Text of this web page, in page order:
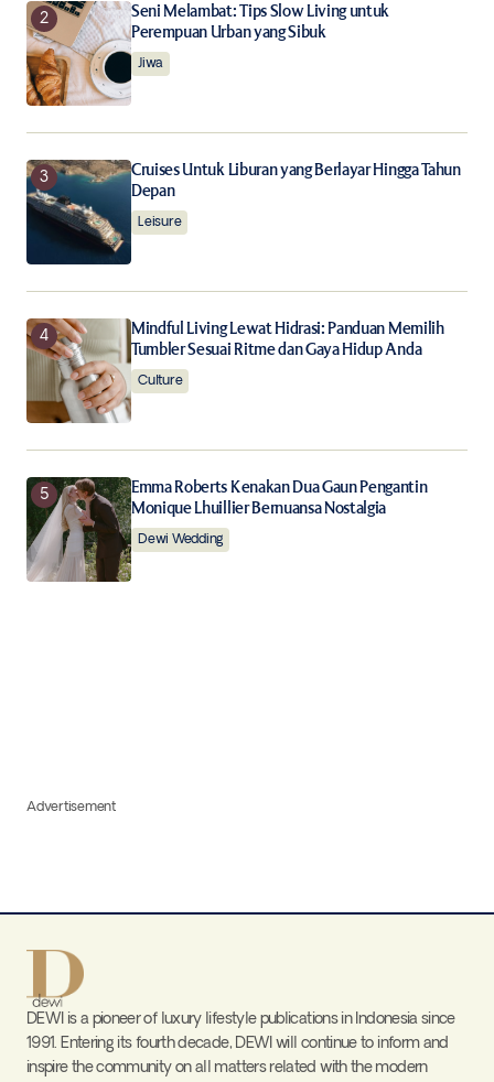
Seni Melambat: Tips Slow Living untuk
Perempuan Urban yang Sibuk
Jiwa
Cruises Untuk Liburan yang Berlayar Hingga Tahun
Depan
Leisure
Mindful Living Lewat Hidrasi: Panduan Memilih
Tumbler Sesuai Ritme dan Gaya Hidup Anda
Culture
Emma Roberts Kenakan Dua Gaun Pengantin
Monique Lhuillier Bernuansa Nostalgia
Dewi Wedding
Advertisement
DEWI is a pioneer of luxury lifestyle publications in Indonesia since
1991. Entering its fourth decade, DEWI will continue to inform and
inspire the community on all matters related with the modern